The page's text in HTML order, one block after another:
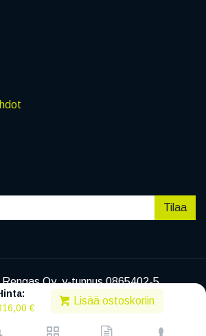
€
Lisää ostoskoriin
Tilaa
Oy, y-tunnus 0865402-5
|Tietosuojaseloste
byLegenda EC